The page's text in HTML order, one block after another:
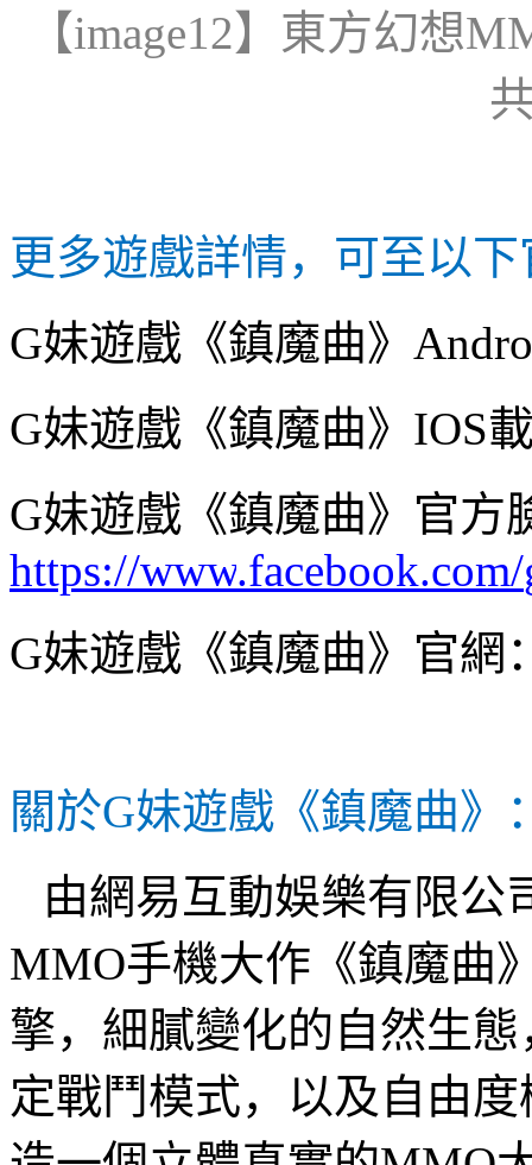
【image12】東方幻想
更多遊戲詳情，可至以
G妹遊戲《鎮魔曲》
G妹遊戲《鎮魔曲》 IOS
G妹遊戲《鎮魔曲》官方
https://www.facebook.com/
G妹遊戲《鎮魔曲》官網
關於G妹遊戲《鎮魔曲》
由網易互動娛樂有限公
MMO手機大作《鎮魔曲
擎，細膩變化的自然生
定戰鬥模式，以及自由